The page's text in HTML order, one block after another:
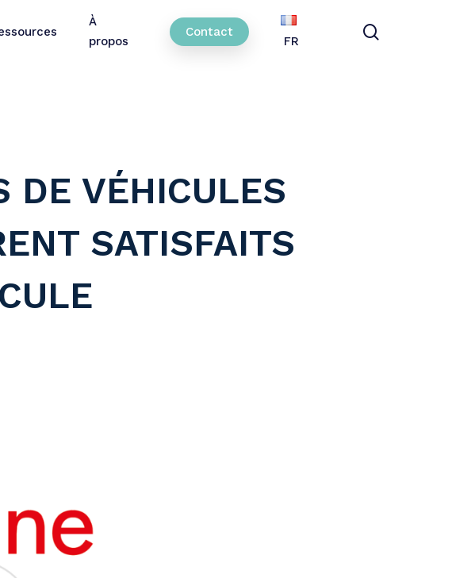
À
propos
Contact
FR
DE VÉHICULES
SATISFAITS